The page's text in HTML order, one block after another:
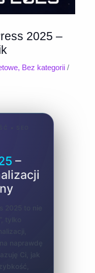
2025 –
, Bez kategorii /
• SEO
–
naprawdę
Ci, jak